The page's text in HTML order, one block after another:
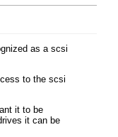
as a scsi
to the scsi
it to be
it can be